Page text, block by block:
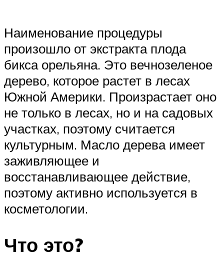
Наименование процедуры
произошло от экстракта плода
бикса орельяна. Это вечнозеленое
дерево, которое растет в лесах
Южной Америки. Произрастает оно
не только в лесах, но и на садовых
участках, поэтому считается
культурным. Масло дерева имеет
заживляющее и
восстанавливающее действие,
поэтому активно используется в
косметологии.
Что это?